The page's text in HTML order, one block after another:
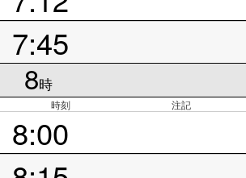
7:45
8時
時刻 注記
8:00